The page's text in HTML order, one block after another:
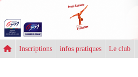
Inscriptions infos pratiques Le club
Panneau de gestion des cookies